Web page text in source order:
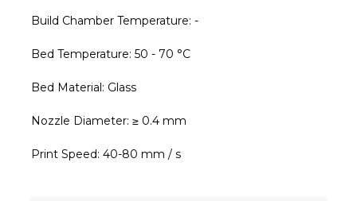
Build Chamber Temperature: -
Bed Temperature: 50 - 70 °C
Bed Material: Glass
Nozzle Diameter: ≥ 0.4 mm
Print Speed: 40-80 mm / s